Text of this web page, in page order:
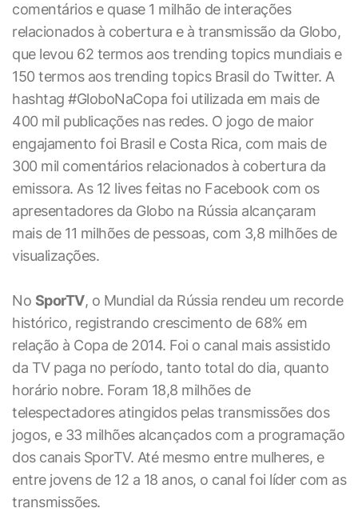
comentários e quase 1 milhão de interações
relacionados à cobertura e à transmissão da Globo,
que levou 62 termos aos trending topics mundiais e
150 termos aos trending topics Brasil do Twitter. A
hashtag #GloboNaCopa foi utilizada em mais de
400 mil publicações nas redes. O jogo de maior
engajamento foi Brasil e Costa Rica, com mais de
300 mil comentários relacionados à cobertura da
emissora. As 12 lives feitas no Facebook com os
apresentadores da Globo na Rússia alcançaram
mais de 11 milhões de pessoas, com 3,8 milhões de
visualizações.
No SporTV, o Mundial da Rússia rendeu um recorde
histórico, registrando crescimento de 68% em
relação à Copa de 2014. Foi o canal mais assistido
da TV paga no período, tanto total do dia, quanto
horário nobre. Foram 18,8 milhões de
telespectadores atingidos pelas transmissões dos
jogos, e 33 milhões alcançados com a programação
dos canais SporTV. Até mesmo entre mulheres, e
entre jovens de 12 a 18 anos, o canal foi líder com as
transmissões.